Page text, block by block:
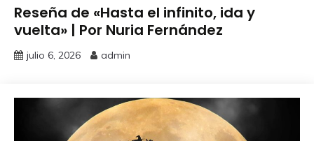
Reseña de «Hasta el infinito, ida y
vuelta» | Por Nuria Fernández
julio 6, 2026 admin